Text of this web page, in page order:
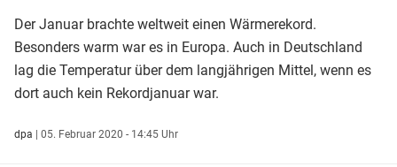
Der Januar brachte weltweit einen Wärmerekord.
Besonders warm war es in Europa. Auch in Deutschland
lag die Temperatur über dem langjährigen Mittel, wenn es
dort auch kein Rekordjanuar war.
dpa | 05. Februar 2020 - 14:45 Uhr